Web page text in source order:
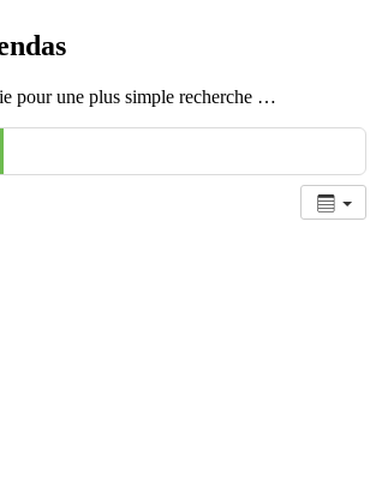
pour une plus simple recherche …